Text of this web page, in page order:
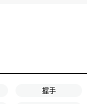
握手